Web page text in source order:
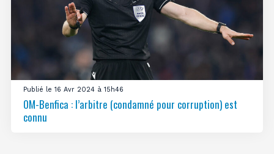
Publié le 16 Avr 2024 à 15h46
OM-Benfica : l’arbitre (condamné pour corruption) est
connu